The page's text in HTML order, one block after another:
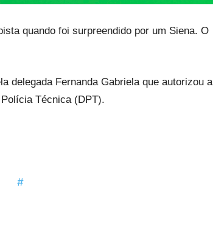
quando foi surpreendido por um Siena. O
delegada Fernanda Gabriela que autorizou a
Técnica (DPT).